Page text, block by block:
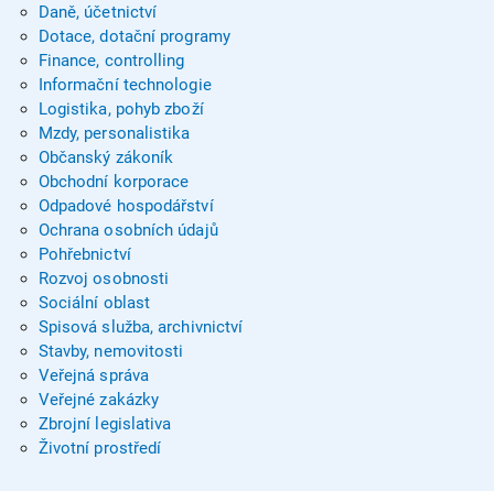
Daně, účetnictví
Dotace, dotační programy
Finance, controlling
Informační technologie
Logistika, pohyb zboží
Mzdy, personalistika
Občanský zákoník
Obchodní korporace
Odpadové hospodářství
Ochrana osobních údajů
Pohřebnictví
Rozvoj osobnosti
Sociální oblast
Spisová služba, archivnictví
Stavby, nemovitosti
Veřejná správa
Veřejné zakázky
Zbrojní legislativa
Životní prostředí